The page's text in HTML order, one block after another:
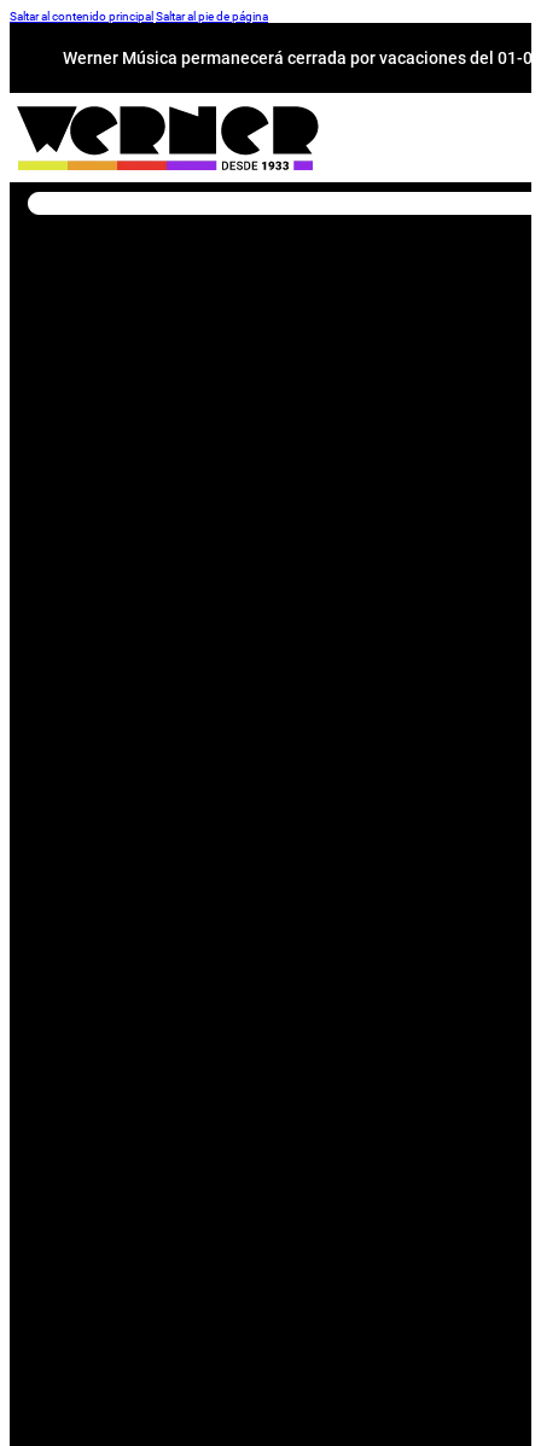
Saltar al contenido principal Saltar al pie de página
Werner Música permanecerá cerrada por vacaciones del 01-
Buscar